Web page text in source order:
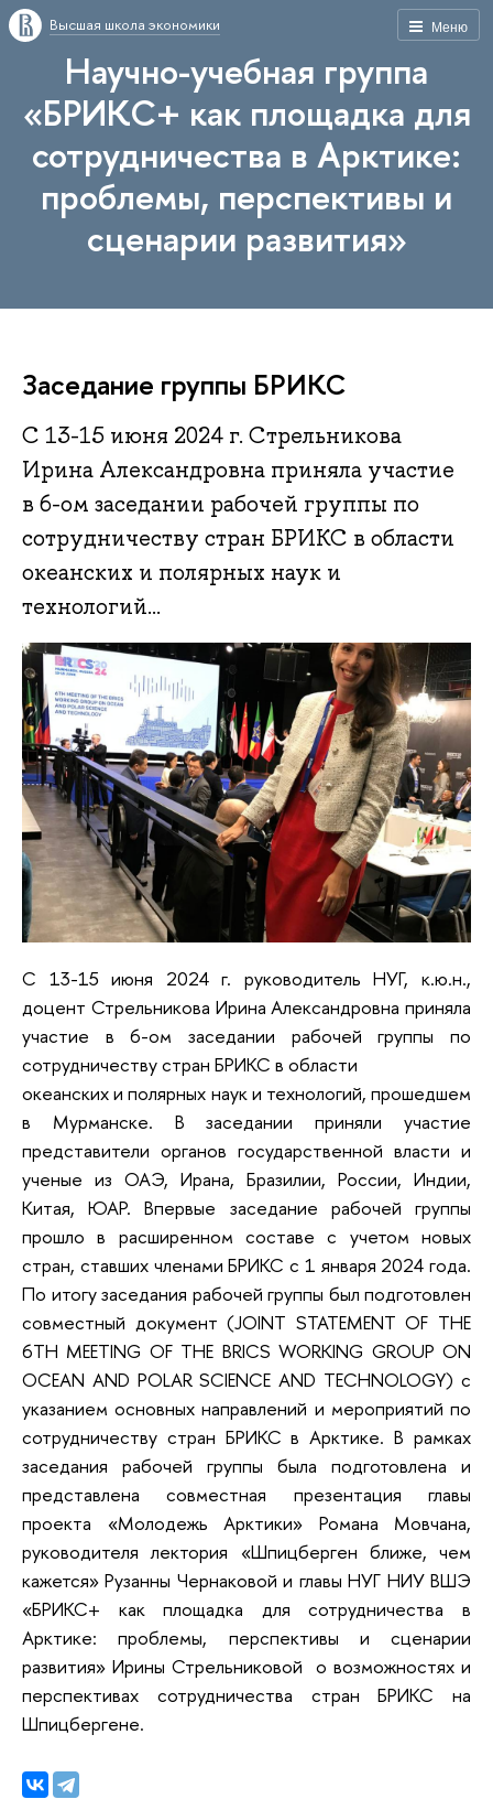
Меню
Высшая школа экономики
Научно-учебная группа
«БРИКС+ как площадка для
сотрудничества в Арктике:
проблемы, перспективы и
сценарии развития»
Заседание группы БРИКС
С 13-15 июня 2024 г. Стрельникова
Ирина Александровна приняла участие
в 6-ом заседании рабочей группы по
сотрудничеству стран БРИКС в области
океанских и полярных наук и
технологий...
С 13-15 июня 2024 г. руководитель НУГ, к.ю.н.,
доцент Стрельникова Ирина Александровна приняла
участие в 6-ом заседании рабочей группы по
сотрудничеству стран БРИКС в области
океанских и полярных наук и технологий, прошедшем
в Мурманске. В заседании приняли участие
представители органов государственной власти и
ученые из ОАЭ, Ирана, Бразилии, России, Индии,
Китая, ЮАР. Впервые заседание рабочей группы
прошло в расширенном составе с учетом новых
стран, ставших членами БРИКС с 1 января 2024 года.
По итогу заседания рабочей группы был подготовлен
совместный документ (JOINT STATEMENT OF THE
6TH MEETING OF THE BRICS WORKING GROUP ON
OCEAN AND POLAR SCIENCE AND TECHNOLOGY) с
указанием основных направлений и мероприятий по
сотрудничеству стран БРИКС в Арктике. В рамках
заседания рабочей группы была подготовлена и
представлена совместная презентация главы
проекта «Молодежь Арктики» Романа Мовчана,
руководителя лектория «Шпицберген ближе, чем
кажется» Рузанны Чернаковой и главы НУГ НИУ ВШЭ
«БРИКС+ как площадка для сотрудничества в
Арктике: проблемы, перспективы и сценарии
развития» Ирины Стрельниковой о возможностях и
перспективах сотрудничества стран БРИКС на
Шпицбергене.